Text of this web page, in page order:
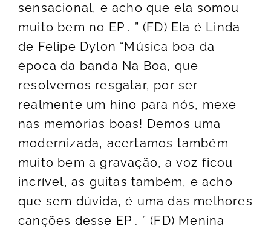
sensacional, e acho que ela somou
muito bem no EP . ” (FD) Ela é Linda
de Felipe Dylon “Música boa da
época da banda Na Boa, que
resolvemos resgatar, por ser
realmente um hino para nós, mexe
nas memórias boas! Demos uma
modernizada, acertamos também
muito bem a gravação, a voz ficou
incrível, as guitas também, e acho
que sem dúvida, é uma das melhores
canções desse EP . ” (FD) Menina